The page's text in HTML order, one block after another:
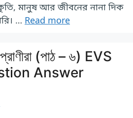
মানুষ আর জীবনের নানা দিক
… Read more
(পাঠ – ৬) EVS
Answer